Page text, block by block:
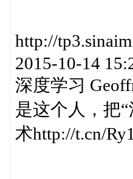
http://
2015-10-14
深度学习
是这个人，把
术http://t.cn/